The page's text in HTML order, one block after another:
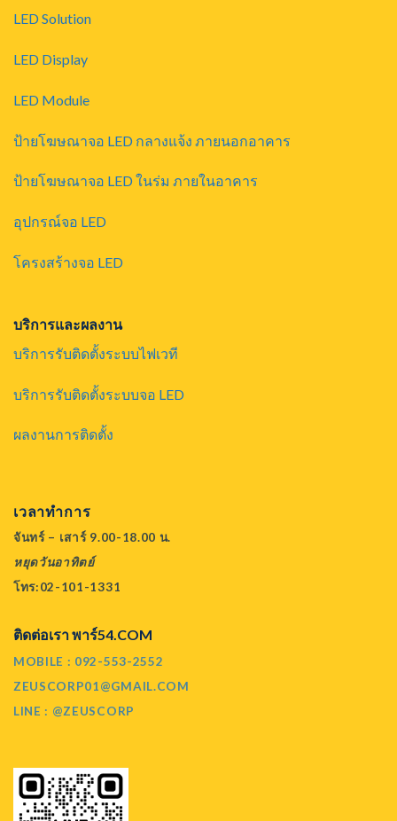
LED Solution
LED Display
LED Module
ป้ายโฆษณาจอ LED กลางแจ้ง ภายนอกอาคาร
ป้ายโฆษณาจอ LED ในร่ม ภายในอาคาร
อุปกรณ์จอ LED
โครงสร้างจอ LED
บริการและผลงาน
บริการรับติดตั้งระบบไฟเวที
บริการรับติดตั้งระบบจอ LED
ผลงานการติดตั้ง
เวลาทำการ
จันทร์ – เสาร์ 9.00-18.00 น.
หยุดวันอาทิตย์
โทร:02-101-1331
ติดต่อเรา พาร์54.COM
MOBILE : 092-553-2552
ZEUSCORP01@GMAIL.COM
LINE : @ZEUSCORP